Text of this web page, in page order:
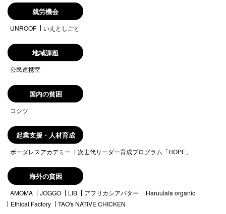
就労機会
UNROOF いえとしごと
地域課題
公民連携室
国内の貧困
コシツ
起業支援・人材育成
ボーダレスアカデミー 次世代リーダー育成プログラム「HOPE」
海外の貧困
AMOMA JOGGO LIB アフリカシアバター
Haruulala organic
Ethical Factory
TAO's NATIVE CHICKEN